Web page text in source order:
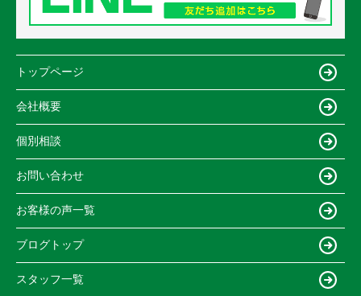
トップページ
会社概要
個別相談
お問い合わせ
お客様の声一覧
ブログトップ
スタッフ一覧